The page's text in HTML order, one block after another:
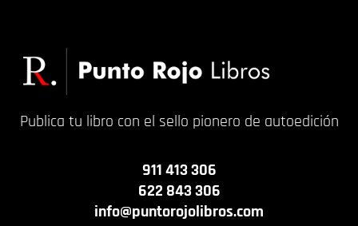
Publica tu libro con el sello pionero de autoedición
911 413 306
622 843 306
info@puntorojolibros.com